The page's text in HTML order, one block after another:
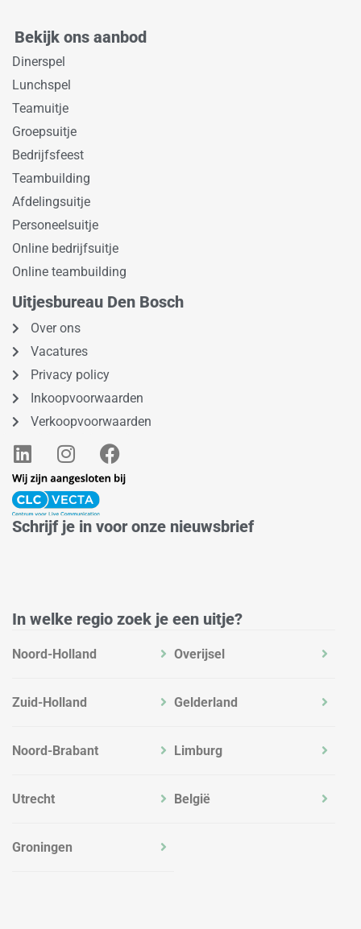
Bekijk ons aanbod
Dinerspel
Lunchspel
Teamuitje
Groepsuitje
Bedrijfsfeest
Teambuilding
Afdelingsuitje
Personeelsuitje
Online bedrijfsuitje
Online teambuilding
Uitjesbureau Den Bosch
Over ons
Vacatures
Privacy policy
Inkoopvoorwaarden
Verkoopvoorwaarden
L
i
n
k
e
I
n
s
t
a
F
a
c
b
Schrijf je in voor onze nieuwsbrief
In welke regio zoek je een uitje?
Noord-Holland
Zuid-Holland
Noord-Brabant
Utrecht
Groningen
Overijsel
Gelderland
Limburg
België